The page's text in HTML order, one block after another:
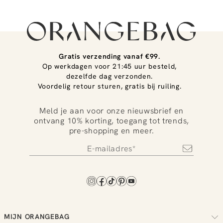
Gratis verzending vanaf €99.
Op werkdagen voor 21:45 uur besteld,
dezelfde dag verzonden.
Voordelig retour sturen, gratis bij ruiling.
Meld je aan voor onze nieuwsbrief en
ontvang 10% korting, toegang tot trends,
pre-shopping en meer.
MIJN ORANGEBAG